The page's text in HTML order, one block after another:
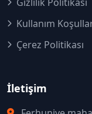
Kullanım
Çerez Politikası
İletişim